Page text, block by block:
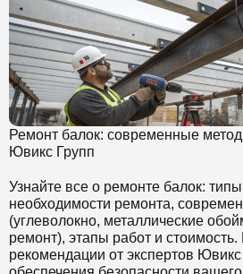
Ремонт балок: современные
Ювикс Групп
Узнайте все о ремонте балок:
необходимости ремонта,
(углеволокно, металлические
ремонт), этапы работ и
рекомендации от экспертов